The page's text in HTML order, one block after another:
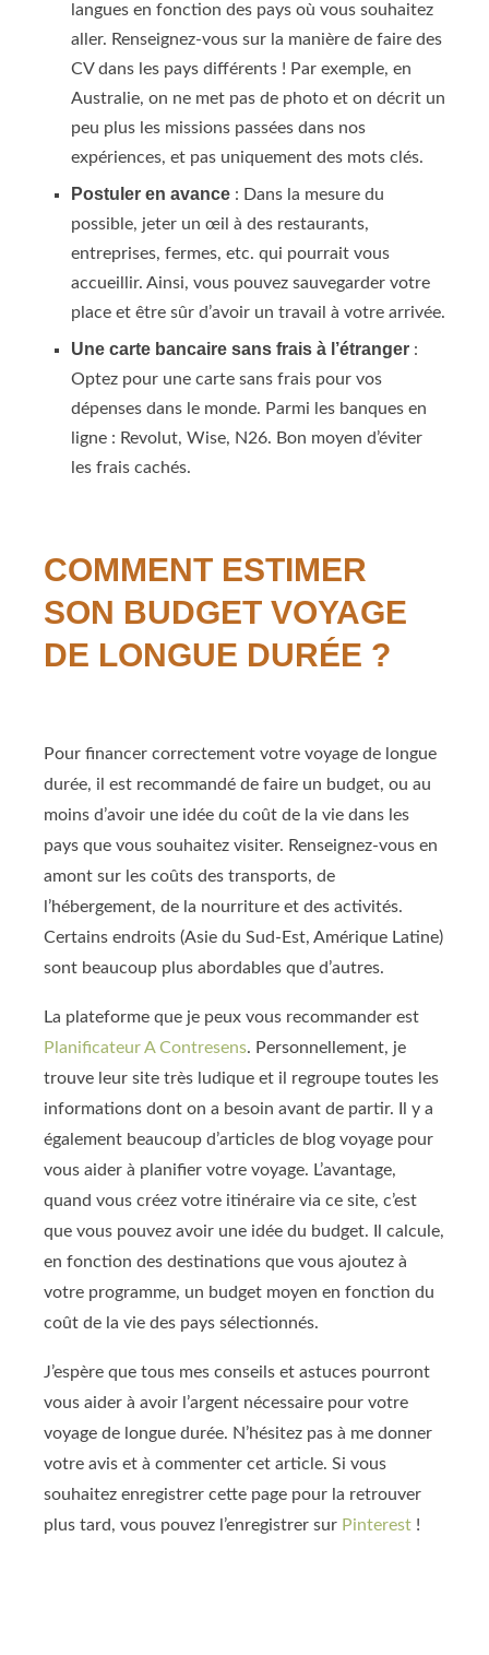
langues en fonction des pays où vous souhaitez
aller. Renseignez-vous sur la manière de faire des
CV dans les pays différents ! Par exemple, en
Australie, on ne met pas de photo et on décrit un
peu plus les missions passées dans nos
expériences, et pas uniquement des mots clés.
Postuler en avance : Dans la mesure du
possible, jeter un œil à des restaurants,
entreprises, fermes, etc. qui pourrait vous
accueillir. Ainsi, vous pouvez sauvegarder votre
place et être sûr d’avoir un travail à votre arrivée.
Une carte bancaire sans frais à l’étranger :
Optez pour une carte sans frais pour vos
dépenses dans le monde. Parmi les banques en
ligne : Revolut, Wise, N26. Bon moyen d’éviter
les frais cachés.
COMMENT ESTIMER
SON BUDGET VOYAGE
DE LONGUE DURÉE ?
Pour financer correctement votre voyage de longue
durée, il est recommandé de faire un budget, ou au
moins d’avoir une idée du coût de la vie dans les
pays que vous souhaitez visiter. Renseignez-vous en
amont sur les coûts des transports, de
l’hébergement, de la nourriture et des activités.
Certains endroits (Asie du Sud-Est, Amérique Latine)
sont beaucoup plus abordables que d’autres.
La plateforme que je peux vous recommander est
Planificateur A Contresens. Personnellement, je
trouve leur site très ludique et il regroupe toutes les
informations dont on a besoin avant de partir. Il y a
également beaucoup d’articles de blog voyage pour
vous aider à planifier votre voyage. L’avantage,
quand vous créez votre itinéraire via ce site, c’est
que vous pouvez avoir une idée du budget. Il calcule,
en fonction des destinations que vous ajoutez à
votre programme, un budget moyen en fonction du
coût de la vie des pays sélectionnés.
J’espère que tous mes conseils et astuces pourront
vous aider à avoir l’argent nécessaire pour votre
voyage de longue durée. N’hésitez pas à me donner
votre avis et à commenter cet article. Si vous
souhaitez enregistrer cette page pour la retrouver
plus tard, vous pouvez l’enregistrer sur Pinterest !